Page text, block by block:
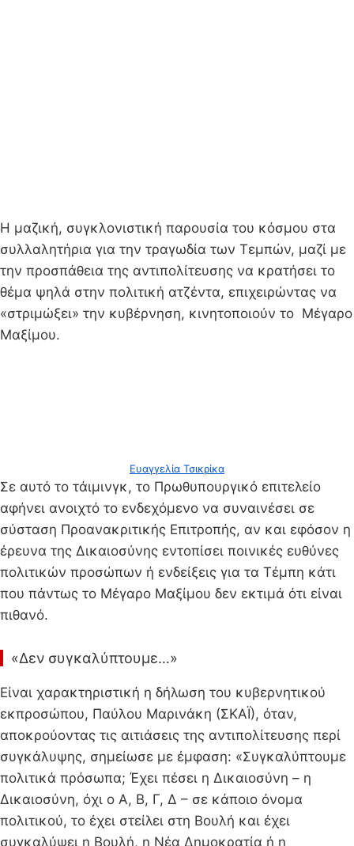
Η μαζική, συγκλονιστική παρουσία του κόσμου στα
συλλαλητήρια για την τραγωδία των Τεμπών, μαζί με
την προσπάθεια της αντιπολίτευσης να κρατήσει το
θέμα ψηλά στην πολιτική ατζέντα, επιχειρώντας να
«στριμώξει» την κυβέρνηση, κινητοποιούν το Μέγαρο
Μαξίμου.
Ευαγγελία Τσικρίκα
Σε αυτό το τάιμινγκ, το Πρωθυπουργικό επιτελείο
αφήνει ανοιχτό το ενδεχόμενο να συναινέσει σε
σύσταση Προανακριτικής Επιτροπής, αν και εφόσον η
έρευνα της Δικαιοσύνης εντοπίσει ποινικές ευθύνες
πολιτικών προσώπων ή ενδείξεις για τα Τέμπη κάτι
που πάντως το Μέγαρο Μαξίμου δεν εκτιμά ότι είναι
πιθανό.
«Δεν συγκαλύπτουμε…»
Είναι χαρακτηριστική η δήλωση του κυβερνητικού
εκπροσώπου, Παύλου Μαρινάκη (ΣΚΑΪ), όταν,
αποκρούοντας τις αιτιάσεις της αντιπολίτευσης περί
συγκάλυψης, σημείωσε με έμφαση: «Συγκαλύπτουμε
πολιτικά πρόσωπα; Έχει πέσει η Δικαιοσύνη – η
Δικαιοσύνη, όχι ο Α, Β, Γ, Δ – σε κάποιο όνομα
πολιτικού, το έχει στείλει στη Βουλή και έχει
συγκαλύψει η Βουλή, η Νέα Δημοκρατία ή η